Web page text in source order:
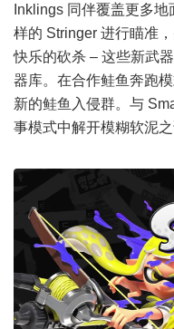
Inklings 同伴覆盖更多
样的 Stringer 进行瞄准
快乐的砍杀 – 这些新武
器库。在合作鲑鱼奔跑
新的鲑鱼入侵群。与
事模式中解开模糊软泥之